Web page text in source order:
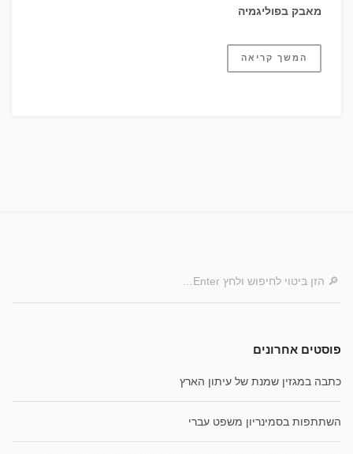
מאבק בפוליגמיה
המשך קריאה
פוסטים אחרונים
כתבה במגזין שמנת של עיתון הארץ
השתתפות בסמינריון משפט עברי